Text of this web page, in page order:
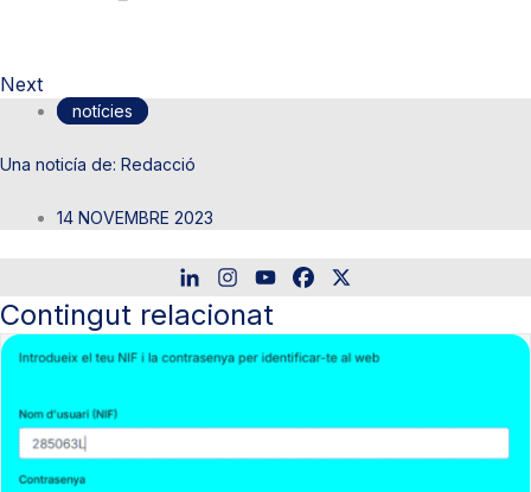
Next
notícies
Redacció
14 NOVEMBRE 2023
Contingut relacionat